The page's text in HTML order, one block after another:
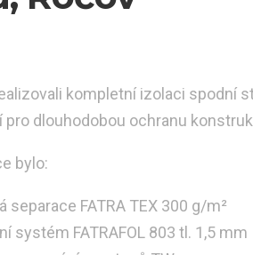
kompletní izolaci spodní
pro dlouhodobou ochranu
bylo:
separace FATRA TEX 300 g/m²
systém FATRAFOL 803 tl. 1,5 mm